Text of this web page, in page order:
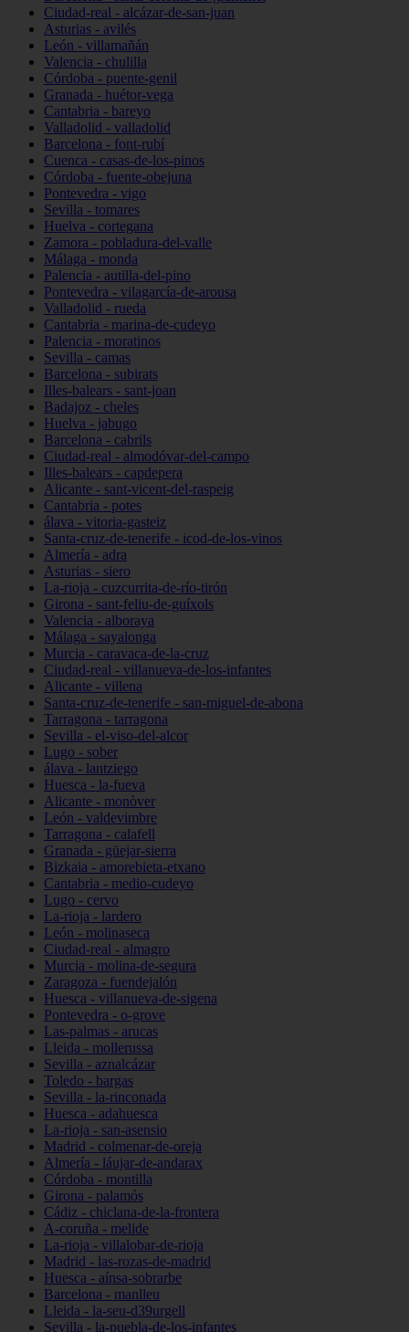
Ciudad-real - alcázar-de-san-juan
Asturias - avilés
León - villamañán
Valencia - chulilla
Córdoba - puente-genil
Granada - huétor-vega
Cantabria - bareyo
Valladolid - valladolid
Barcelona - font-rubí
Cuenca - casas-de-los-pinos
Córdoba - fuente-obejuna
Pontevedra - vigo
Sevilla - tomares
Huelva - cortegana
Zamora - pobladura-del-valle
Málaga - monda
Palencia - autilla-del-pino
Pontevedra - vilagarcía-de-arousa
Valladolid - rueda
Cantabria - marina-de-cudeyo
Palencia - moratinos
Sevilla - camas
Barcelona - subirats
Illes-balears - sant-joan
Badajoz - cheles
Huelva - jabugo
Barcelona - cabrils
Ciudad-real - almodóvar-del-campo
Illes-balears - capdepera
Alicante - sant-vicent-del-raspeig
Cantabria - potes
álava - vitoria-gasteiz
Santa-cruz-de-tenerife - icod-de-los-vinos
Almería - adra
Asturias - siero
La-rioja - cuzcurrita-de-río-tirón
Girona - sant-feliu-de-guíxols
Valencia - alboraya
Málaga - sayalonga
Murcia - caravaca-de-la-cruz
Ciudad-real - villanueva-de-los-infantes
Alicante - villena
Santa-cruz-de-tenerife - san-miguel-de-abona
Tarragona - tarragona
Sevilla - el-viso-del-alcor
Lugo - sober
álava - lantziego
Huesca - la-fueva
Alicante - monòver
León - valdevimbre
Tarragona - calafell
Granada - güejar-sierra
Bizkaia - amorebieta-etxano
Cantabria - medio-cudeyo
Lugo - cervo
La-rioja - lardero
León - molinaseca
Ciudad-real - almagro
Murcia - molina-de-segura
Zaragoza - fuendejalón
Huesca - villanueva-de-sigena
Pontevedra - o-grove
Las-palmas - arucas
Lleida - mollerussa
Sevilla - aznalcázar
Toledo - bargas
Sevilla - la-rinconada
Huesca - adahuesca
La-rioja - san-asensio
Madrid - colmenar-de-oreja
Almería - láujar-de-andarax
Córdoba - montilla
Girona - palamós
Cádiz - chiclana-de-la-frontera
A-coruña - melide
La-rioja - villalobar-de-rioja
Madrid - las-rozas-de-madrid
Huesca - aínsa-sobrarbe
Barcelona - manlleu
Lleida - la-seu-d39urgell
Sevilla - la-puebla-de-los-infantes